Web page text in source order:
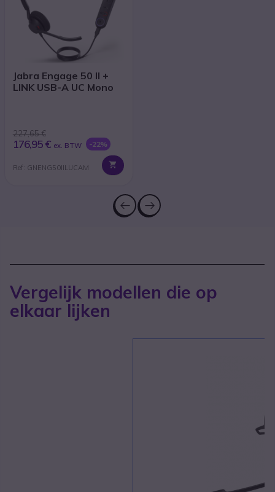
Jabra Engage 50 II +
LINK USB-A UC Mono
227,65 €
176,95 € ex. BTW -22%
Ref: GNENG50IILUCAM
Vergelijk modellen die op
elkaar lijken